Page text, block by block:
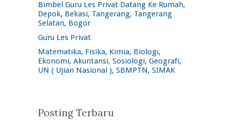
Bimbel Guru Les Privat Datang Ke Rumah,
Depok, Bekasi, Tangerang, Tangerang
Selatan, Bogor
Guru Les Privat
Matematika, Fisika, Kimia, Biologi,
Ekonomi, Akuntansi, Sosiologi, Geografi,
UN ( Ujian Nasional ), SBMPTN, SIMAK
Posting Terbaru